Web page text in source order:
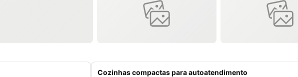
Cozinhas compactas para autoatendimento